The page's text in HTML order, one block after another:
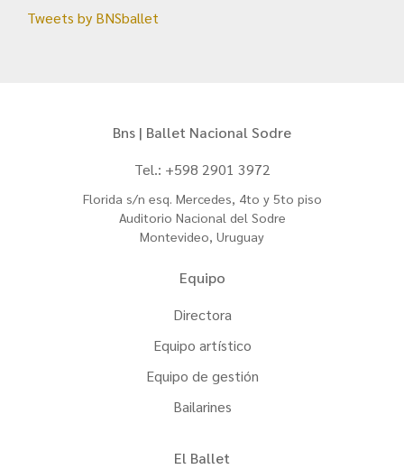
Tweets by BNSballet
Bns | Ballet Nacional Sodre
Tel.: +598 2901 3972
Florida s/n esq. Mercedes, 4to y 5to piso
Auditorio Nacional del Sodre
Montevideo, Uruguay
Equipo
Directora
Equipo artístico
Equipo de gestión
Bailarines
El Ballet